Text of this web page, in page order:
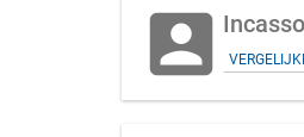
account_box